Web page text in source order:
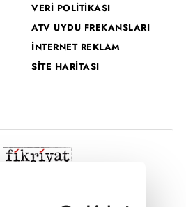
VERİ POLİTİKASI
ATV UYDU FREKANSLARI
İNTERNET REKLAM
SİTE HARİTASI